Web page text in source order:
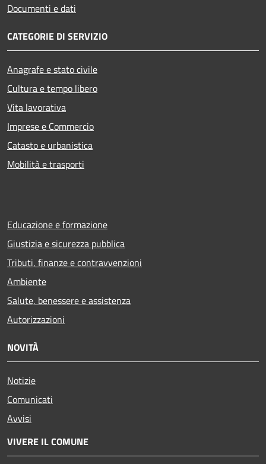
Documenti e dati
CATEGORIE DI SERVIZIO
Anagrafe e stato civile
Cultura e tempo libero
Vita lavorativa
Imprese e Commercio
Catasto e urbanistica
Mobilità e trasporti
Educazione e formazione
Giustizia e sicurezza pubblica
Tributi, finanze e contravvenzioni
Ambiente
Salute, benessere e assistenza
Autorizzazioni
NOVITÀ
Notizie
Comunicati
Avvisi
VIVERE IL COMUNE